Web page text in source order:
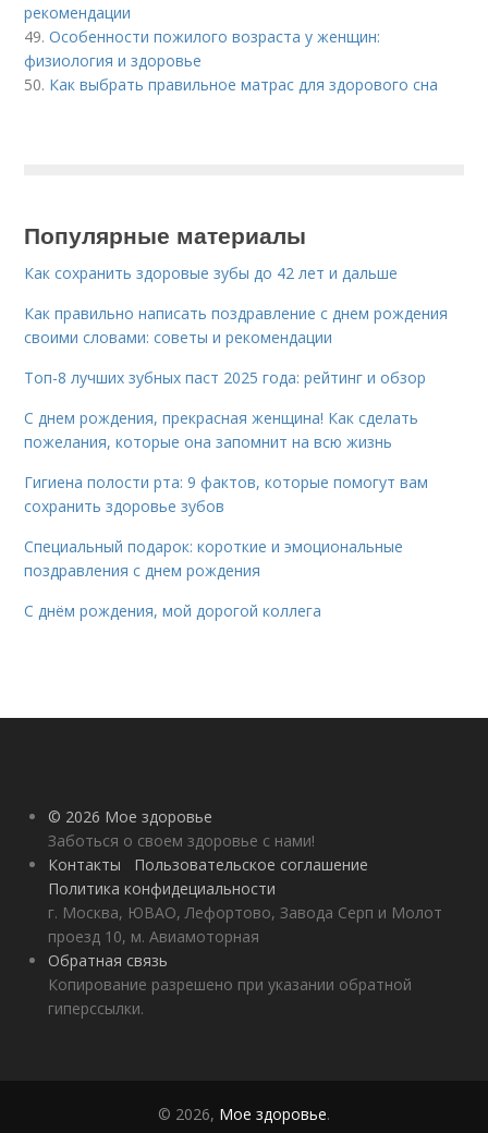
рекомендации
49.Особенности пожилого возраста у женщин:
физиология и здоровье
50. Как выбрать правильное матрас для здорового сна
Популярные материалы
Как сохранить здоровые зубы до 42 лет и дальше
Как правильно написать поздравление с днем рождения
своими словами: советы и рекомендации
Топ-8 лучших зубных паст 2025 года: рейтинг и обзор
С днем рождения, прекрасная женщина! Как сделать
пожелания, которые она запомнит на всю жизнь
Гигиена полости рта: 9 фактов, которые помогут вам
сохранить здоровье зубов
Специальный подарок: короткие и эмоциональные
поздравления с днем рождения
С днём рождения, мой дорогой коллега
© 2026 Мое здоровье
Заботься о своем здоровье с нами!
Контакты
Пользовательское соглашение
Политика конфидециальности
г. Москва, ЮВАО, Лефортово, Завода Серп и Молот
проезд 10, м. Авиамоторная
Обратная связь
Копирование разрешено при указании обратной
гиперссылки.
© 2026, Мое здоровье.